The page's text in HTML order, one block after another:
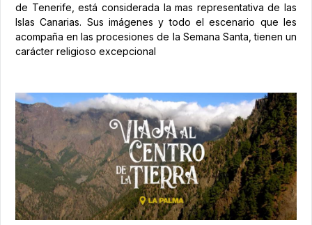
de Tenerife, está considerada la mas representativa de las
Islas Canarias. Sus imágenes y todo el escenario que les
acompaña en las procesiones de la Semana Santa, tienen un
carácter religioso excepcional